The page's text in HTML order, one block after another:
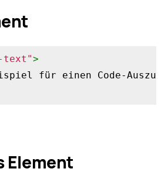
text">
für einen Code-
Element